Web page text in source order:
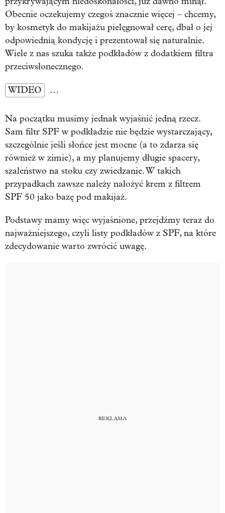
Obecnie oczekujemy czegoś znacznie więcej – chcemy,
by kosmetyk do makijażu pielęgnował cerę, dbał o jej
odpowiednią kondycję i prezentował się naturalnie.
Wiele z nas szuka także podkładów z dodatkiem filtra
przeciwsłonecznego.
WIDEO …
Na początku musimy jednak wyjaśnić jedną rzecz.
Sam filtr SPF w podkładzie nie będzie wystarczający,
szczególnie jeśli słońce jest mocne (a to zdarza się
również w zimie), a my planujemy długie spacery,
szaleństwo na stoku czy zwiedzanie. W takich
przypadkach zawsze należy nałożyć krem z filtrem
SPF 50 jako bazę pod makijaż.
Podstawy mamy więc wyjaśnione, przejdźmy teraz do
najważniejszego, czyli listy podkładów z SPF, na które
zdecydowanie warto zwrócić uwagę.